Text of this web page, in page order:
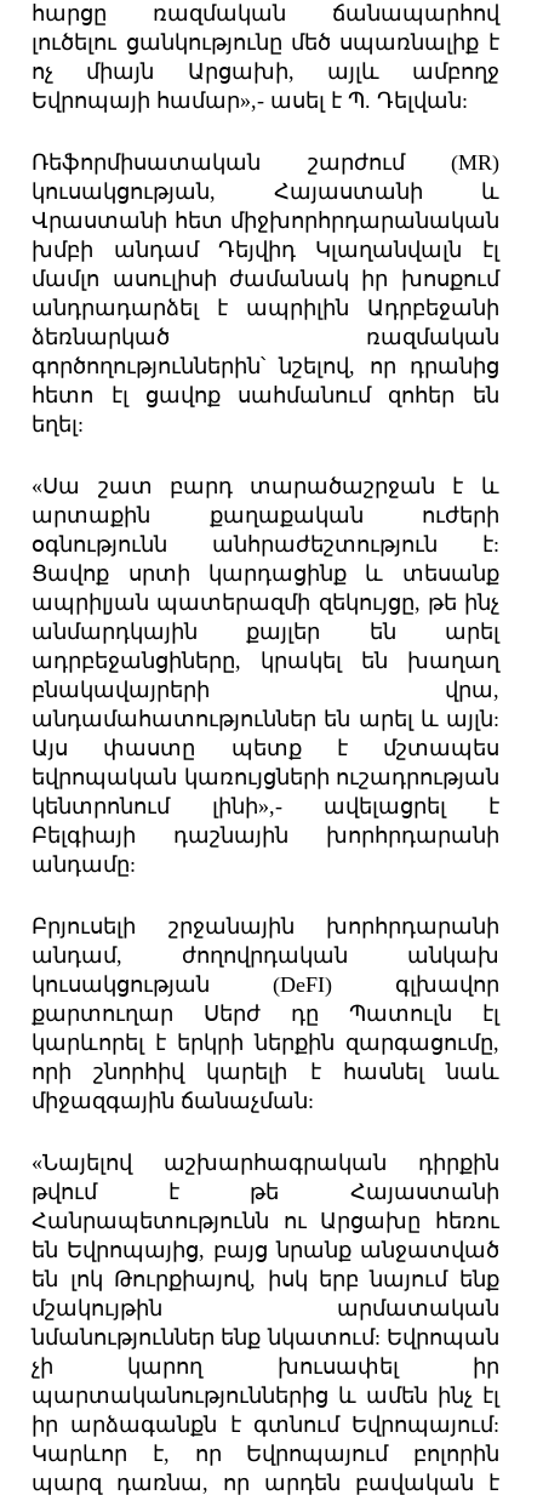
հարցը ռազմական ճանապարհով
լուծելու ցանկությունը մեծ սպառնալիք է
ոչ միայն Արցախի, այլև ամբողջ
Եվրոպայի համար»,- ասել է Պ. Դելվան:
Ռեֆորմիսատական շարժում (MR)
կուսակցության, Հայաստանի և
Վրաստանի հետ միջխորհրդարանական
խմբի անդամ Դեյվիդ Կլաղանվալն էլ
մամլո ասուլիսի ժամանակ իր խոսքում
անդրադարձել է ապրիլին Ադրբեջանի
ձեռնարկած ռազմական
գործողություններին՝ նշելով, որ դրանից
հետո էլ ցավոք սահմանում զոհեր են
եղել:
«Սա շատ բարդ տարածաշրջան է և
արտաքին քաղաքական ուժերի
օգնությունն անհրաժեշտություն է:
Ցավոք սրտի կարդացինք և տեսանք
ապրիլյան պատերազմի զեկույցը, թե ինչ
անմարդկային քայլեր են արել
ադրբեջանցիները, կրակել են խաղաղ
բնակավայրերի վրա,
անդամահատություններ են արել և այլն:
Այս փաստը պետք է մշտապես
եվրոպական կառույցների ուշադրության
կենտրոնում լինի»,- ավելացրել է
Բելգիայի դաշնային խորհրդարանի
անդամը:
Բրյուսելի շրջանային խորհրդարանի
անդամ, ժողովրդական անկախ
կուսակցության (DeFI) գլխավոր
քարտուղար Սերժ դը Պատուլն էլ
կարևորել է երկրի ներքին զարգացումը,
որի շնորհիվ կարելի է հասնել նաև
միջազգային ճանաչման:
«Նայելով աշխարհագրական դիրքին
թվում է թե Հայաստանի
Հանրապետությունն ու Արցախը հեռու
են Եվրոպայից, բայց նրանք անջատված
են լոկ Թուրքիայով, իսկ երբ նայում ենք
մշակույթին արմատական
նմանություններ ենք նկատում: Եվրոպան
չի կարող խուսափել իր
պարտականություններից և ամեն ինչ էլ
իր արձագանքն է գտնում Եվրոպայում:
Կարևոր է, որ Եվրոպայում բոլորին
պարզ դառնա, որ արդեն բավական է